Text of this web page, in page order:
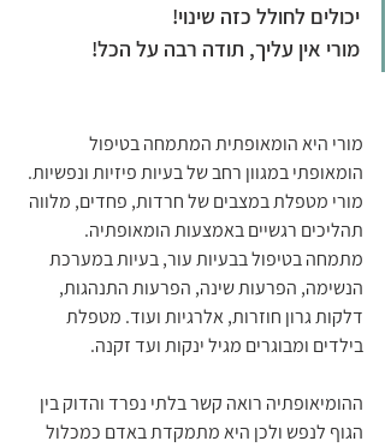
יכולים לחולל כזה שינוי!
מורי אין עליך, תודה רבה על הכל!
מורי היא הומאופתית המתמחה בטיפול
הומאופתי במגוון רחב של בעיות פיזיות ונפשיות.
מורי מטפלת במצבים של חרדות, פחדים, מלווה
תהליכים רגשיים באמצעות הומאופתיה.
מתמחה בטיפול בבעיות עור, בעיות במערכת
הנשימה, הפרעות שינה, הפרעות התנהגות,
דלקות גרון חוזרות, אלרגיות ועוד. מטפלת
בילדים ומבוגרים מגיל ינקות ועד זקנה.
ההומיאופתיה רואה קשר בלתי נפרד והדוק בין
הגוף לנפש ולכן היא מתמקדת באדם כמכלול